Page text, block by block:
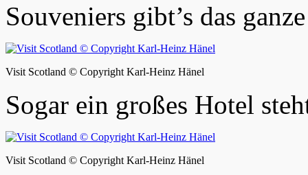
Souveniers gibt’s das
Visit Scotland © Copyright Karl-Heinz Hänel
Sogar ein großes Hotel
Visit Scotland © Copyright Karl-Heinz Hänel